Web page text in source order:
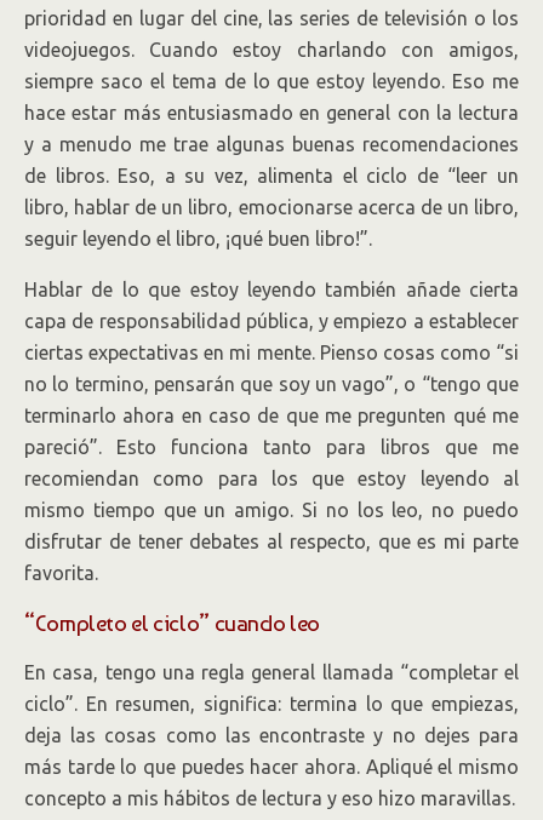
prioridad en lugar del cine, las series de televisión o los
videojuegos. Cuando estoy charlando con amigos,
siempre saco el tema de lo que estoy leyendo. Eso me
hace estar más entusiasmado en general con la lectura
y a menudo me trae algunas buenas recomendaciones
de libros. Eso, a su vez, alimenta el ciclo de “leer un
libro, hablar de un libro, emocionarse acerca de un libro,
seguir leyendo el libro, ¡qué buen libro!”.
Hablar de lo que estoy leyendo también añade cierta
capa de responsabilidad pública, y empiezo a establecer
ciertas expectativas en mi mente. Pienso cosas como “si
no lo termino, pensarán que soy un vago”, o “tengo que
terminarlo ahora en caso de que me pregunten qué me
pareció”. Esto funciona tanto para libros que me
recomiendan como para los que estoy leyendo al
mismo tiempo que un amigo. Si no los leo, no puedo
disfrutar de tener debates al respecto, que es mi parte
favorita.
“Completo el ciclo” cuando leo
En casa, tengo una regla general llamada “completar el
ciclo”. En resumen, significa: termina lo que empiezas,
deja las cosas como las encontraste y no dejes para
más tarde lo que puedes hacer ahora. Apliqué el mismo
concepto a mis hábitos de lectura y eso hizo maravillas.